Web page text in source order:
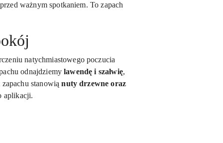
ważnym spotkaniem. To zapach
natychmiastowego poczucia
odnajdziemylawendę i szałwię,
stanowiąnuty drzewne oraz
aplikacji.